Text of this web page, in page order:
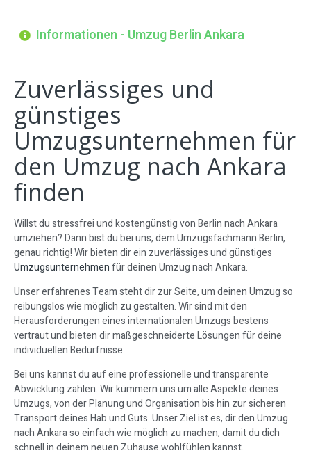
Informationen - Umzug Berlin Ankara
Zuverlässiges und
günstiges
Umzugsunternehmen für
den Umzug nach Ankara
finden
Willst du stressfrei und kostengünstig von Berlin nach Ankara
umziehen? Dann bist du bei uns, dem Umzugsfachmann Berlin,
genau richtig! Wir bieten dir ein zuverlässiges und günstiges
Umzugsunternehmenfür deinen Umzug nach Ankara.
Unser erfahrenes Team steht dir zur Seite, um deinen Umzug so
reibungslos wie möglich zu gestalten. Wir sind mit den
Herausforderungen eines internationalen Umzugs bestens
vertraut und bieten dir maßgeschneiderte Lösungen für deine
individuellen Bedürfnisse.
Bei uns kannst du auf eine professionelle und transparente
Abwicklung zählen. Wir kümmern uns um alle Aspekte deines
Umzugs, von der Planung und Organisation bis hin zur sicheren
Transport deines Hab und Guts. Unser Ziel ist es, dir den Umzug
nach Ankara so einfach wie möglich zu machen, damit du dich